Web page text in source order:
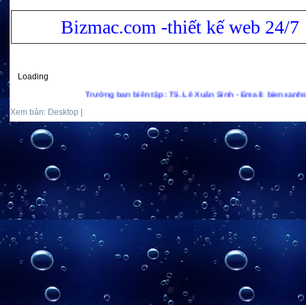
Bizmac.com -thiết kế web 24/7
Loading
Trưởng ban biên tập: TS. Lê Xuân Sinh - Email:
Xem bản: Desktop |